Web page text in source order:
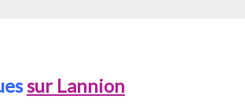
sur Lannion